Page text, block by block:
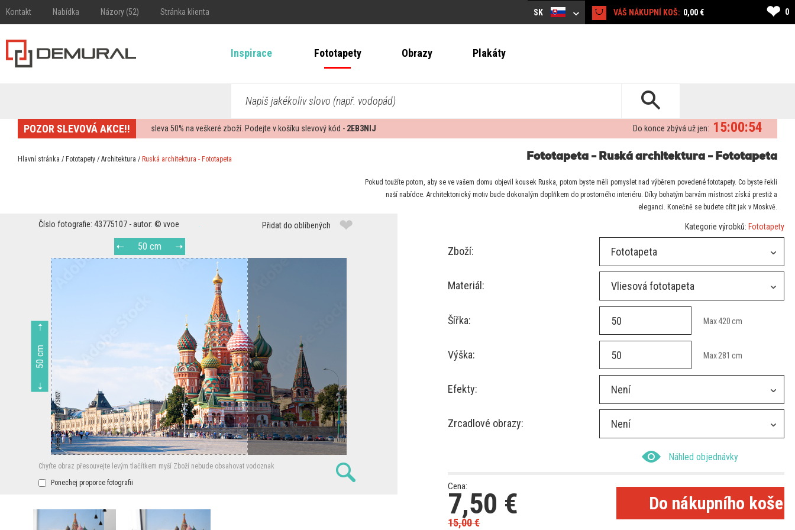
Kontakt Nabídka Názory (52) Stránka klienta SK VÁŠ NÁKUPNÍ KOŠ: 0,00 € ❤ 0
Inspirace Fototapety Obrazy Plakáty
Napiš jakékoliv slovo (např. vodopád)
POZOR SLEVOVÁ AKCE!! sleva50% na veškeré zboží. Podejte v košíku slevový kód - 2EB3NIJ 15:00:54
Do konce zbývá už jen:
Hlavní stránka / Fototapety / Architektura / Ruská architektura - Fototapeta Fototapeta - Ruská architektura - Fototapeta
Pokud toužíte potom, aby se ve vašem domu objevil kousek Ruska, potom byste měli pomyslet nad výběrem povedené fototapety. Co byste řekli
naší nabídce. Architektonický motiv bude dokonalým doplňkem do prostorného interiéru. Díky bohatým barvám místnost získá prestiž a
eleganci. Konečně se budete cítit jak v Moskvě.
Číslo fotografie: 43775107 - autor: © vvoe Přidat do oblíbených ❤
50 cm
50 cm
Chyťte obraz přesouvejte levým tlačítkem myší Zboží nebude obsahovat vodoznak
Ponechej proporce fotografii
Kategorie výrobků: Fototapety
Zboží: Fototapeta
Materiál: Vliesová fototapeta
Šířka: Max420 cm
Výška: Max281 cm
Efekty: Není
Zrcadlové obrazy: Není
Náhled objednávky
Cena:
7,50 €
15,00€